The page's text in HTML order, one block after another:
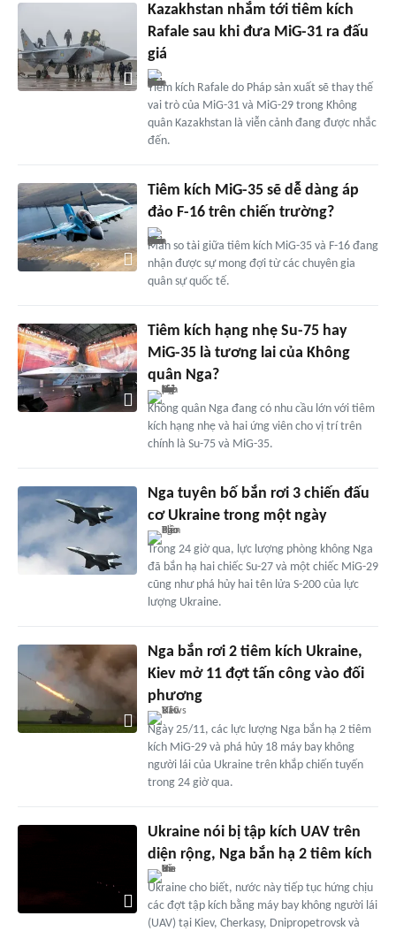
Kazakhstan nhắm tới tiêm kích
Rafale sau khi đưa MiG-31 ra đấu
giá
Tiêm kích Rafale do Pháp sản xuất sẽ thay thế
vai trò của MiG-31 và MiG-29 trong Không
quân Kazakhstan là viễn cảnh đang được nhắc
đến.
Tiêm kích MiG-35 sẽ dễ dàng áp
đảo F-16 trên chiến trường?
Màn so tài giữa tiêm kích MiG-35 và F-16 đang
nhận được sự mong đợi từ các chuyên gia
quân sự quốc tế.
Tiêm kích hạng nhẹ Su-75 hay
MiG-35 là tương lai của Không
quân Nga?
Không quân Nga đang có nhu cầu lớn với tiêm
kích hạng nhẹ và hai ứng viên cho vị trí trên
chính là Su-75 và MiG-35.
Nga tuyên bố bắn rơi 3 chiến đấu
cơ Ukraine trong một ngày
Trong 24 giờ qua, lực lượng phòng không Nga
đã bắn hạ hai chiếc Su-27 và một chiếc MiG-29
cũng như phá hủy hai tên lửa S-200 của lực
lượng Ukraine.
Nga bắn rơi 2 tiêm kích Ukraine,
Kiev mở 11 đợt tấn công vào đối
phương
Ngày 25/11, các lực lượng Nga bắn hạ 2 tiêm
kích MiG-29 và phá hủy 18 máy bay không
người lái của Ukraine trên khắp chiến tuyến
trong 24 giờ qua.
Ukraine nói bị tập kích UAV trên
diện rộng, Nga bắn hạ 2 tiêm kích
Ukraine cho biết, nước này tiếp tục hứng chịu
các đợt tập kích bằng máy bay không người lái
(UAV) tại Kiev, Cherkasy, Dnipropetrovsk và